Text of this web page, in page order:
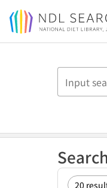
Jump to main content